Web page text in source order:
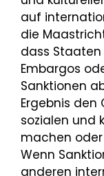
auf
die
dass
Embargos
Sanktionen
Ergebnis
sozialen und
machen
Wenn
anderen